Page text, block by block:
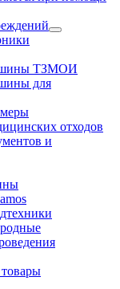
ТЗМОИ
для
отходов
и